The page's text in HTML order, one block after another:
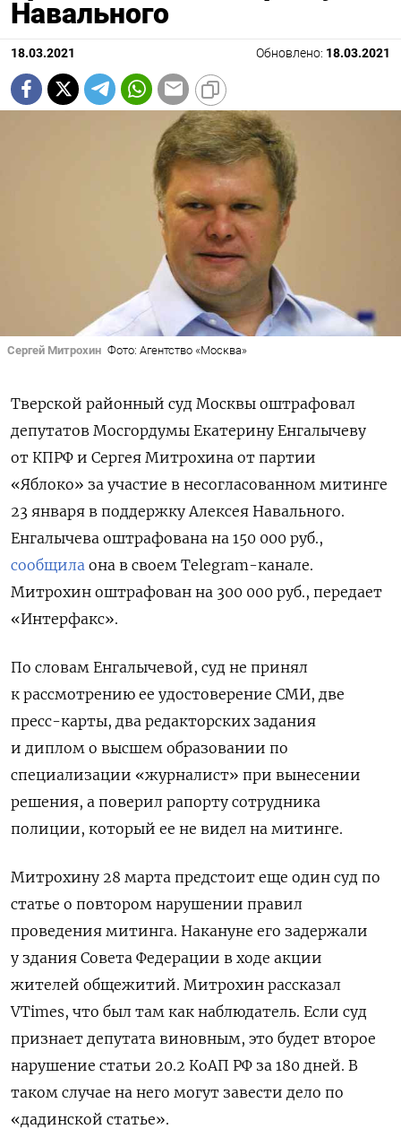
Навального
18.03.2021 Обновлено: 18.03.2021
Сергей Митрохин Фото: Агентство «Москва»
Тверской районный суд Москвы оштрафовал
депутатов Мосгордумы Екатерину Енгалычеву
от КПРФ и Сергея Митрохина от партии
«Яблоко» за участие в несогласованном митинге
23 января в поддержку Алексея Навального.
Енгалычева оштрафована на 150 000 руб.,
сообщила она в своем Telegram-канале.
Митрохин оштрафован на 300 000 руб., передает
«Интерфакс».
По словам Енгалычевой, суд не принял
к рассмотрению ее удостоверение СМИ, две
пресс-карты, два редакторских задания
и диплом о высшем образовании по
специализации «журналист» при вынесении
решения, а поверил рапорту сотрудника
полиции, который ее не видел на митинге.
Митрохину 28 марта предстоит еще один суд по
статье о повтором нарушении правил
проведения митинга. Накануне его задержали
у здания Совета Федерации в ходе акции
жителей общежитий. Митрохин рассказал
VTimes, что был там как наблюдатель. Если суд
признает депутата виновным, это будет второе
нарушение статьи 20.2 КоАП РФ за 180 дней. В
таком случае на него могут завести дело по
«дадинской статье».